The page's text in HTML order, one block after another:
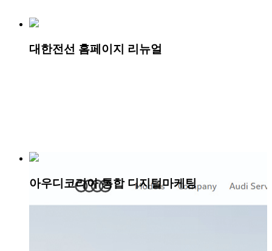
대한전선 홈페이지 리뉴얼
아우디코리아 통합 디지털마케팅